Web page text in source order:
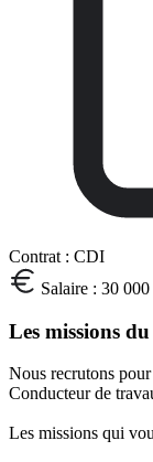
Contrat : CDI
Salaire : 30
Les missions
Nous recrutons
Conducteur de
Les missions qui